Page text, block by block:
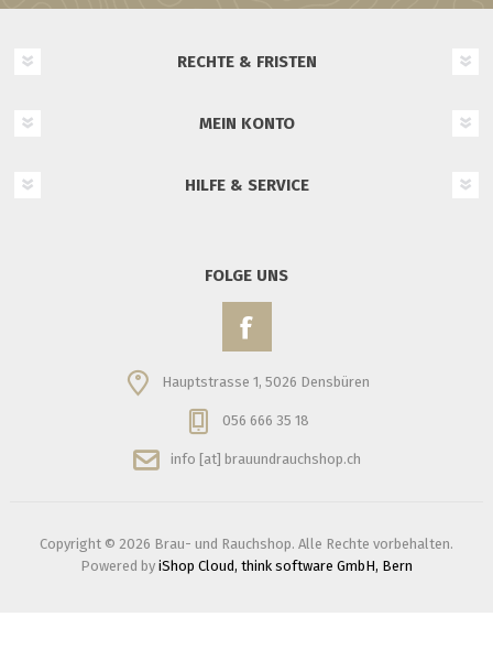
RECHTE & FRISTEN
MEIN KONTO
HILFE & SERVICE
FOLGE UNS
Hauptstrasse 1, 5026 Densbüren
056 666 35 18
info [at] brauundrauchshop.ch
Copyright © 2026 Brau- und Rauchshop. Alle Rechte vorbehalten.
Powered by iShop Cloud, think software GmbH, Bern